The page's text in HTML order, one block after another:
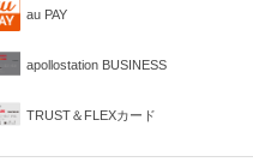
au PAY
apollostation BUSINESS
TRUST＆FLEXカード